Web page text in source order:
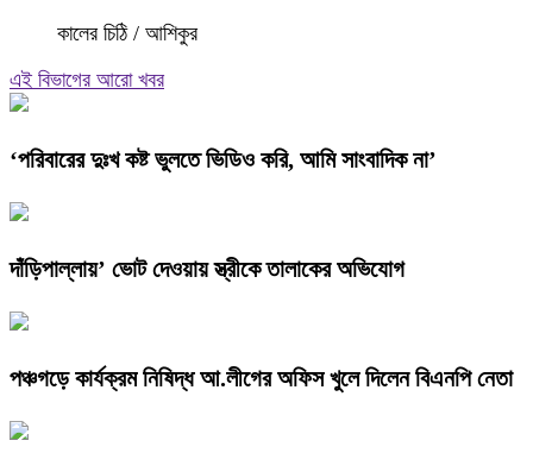
কালের চিঠি / আশিকুর
এই বিভাগের আরো খবর
‘পরিবারের দুঃখ কষ্ট ভুলতে ভিডিও করি, আমি সাংবাদিক না’
দাঁড়িপাল্লায়’ ভোট দেওয়ায় স্ত্রীকে তালাকের অভিযোগ
পঞ্চগড়ে কার্যক্রম নিষিদ্ধ আ.লীগের অফিস খুলে দিলেন বিএনপি নেতা